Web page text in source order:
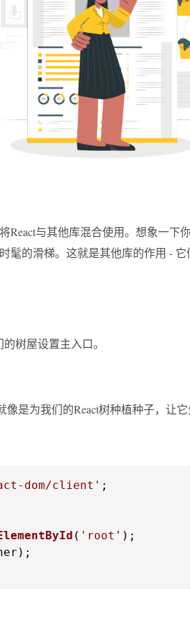
与其他库混合使用。想象一下
髦的滑梯。这就是其他库的作用 -
树屋设置主入口。
是为我们的React树种植种子，让它
dom/client'
( 'root'